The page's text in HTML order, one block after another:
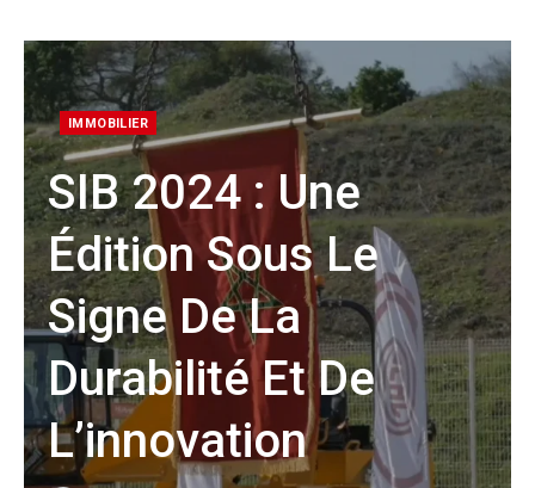
IMMOBILIER
SIB 2024 : Une
Édition Sous Le
Signe De La
Durabilité Et De
L’innovation